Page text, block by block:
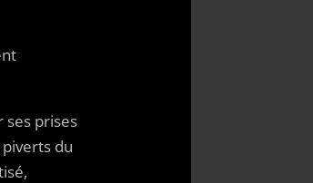
ses prises
du